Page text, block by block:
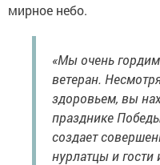
мирное небо.
«Мы очень
ветеран.
здоровьем, вы
празднике
создает
нурлатцы и